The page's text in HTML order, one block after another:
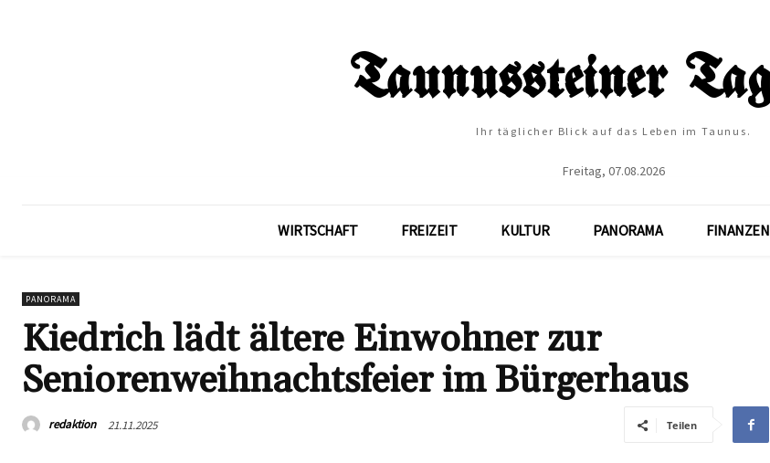
Ihr täglicher Blick auf das Leben im Taunus.
Freitag, 07.08.2026
WIRTSCHAFT FREIZEIT KULTUR PANORAMA FINANZEN
PANORAMA
Kiedrich lädt ältere Einwohner zur
Seniorenweihnachtsfeier im Bürgerhaus
redaktion 21.11.2025 Teilen